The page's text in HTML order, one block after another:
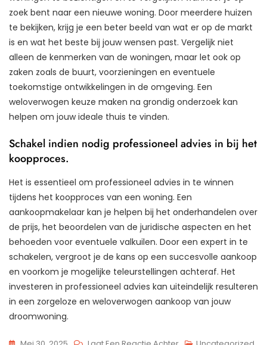
zoek bent naar een nieuwe woning. Door meerdere huizen
te bekijken, krijg je een beter beeld van wat er op de markt
is en wat het beste bij jouw wensen past. Vergelijk niet
alleen de kenmerken van de woningen, maar let ook op
zaken zoals de buurt, voorzieningen en eventuele
toekomstige ontwikkelingen in de omgeving. Een
weloverwogen keuze maken na grondig onderzoek kan
helpen om jouw ideale thuis te vinden.
Schakel indien nodig professioneel advies in bij het
koopproces.
Het is essentieel om professioneel advies in te winnen
tijdens het koopproces van een woning. Een
aankoopmakelaar kan je helpen bij het onderhandelen over
de prijs, het beoordelen van de juridische aspecten en het
behoeden voor eventuele valkuilen. Door een expert in te
schakelen, vergroot je de kans op een succesvolle aankoop
en voorkom je mogelijke teleurstellingen achteraf. Het
investeren in professioneel advies kan uiteindelijk resulteren
in een zorgeloze en weloverwogen aankoop van jouw
droomwoning.
Op